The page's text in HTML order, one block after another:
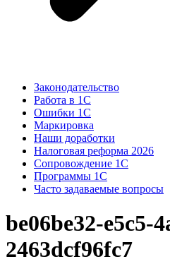
Законодательство
Работа в 1С
Ошибки 1С
Маркировка
Наши доработки
Налоговая реформа 2026
Сопровождение 1С
Программы 1С
Часто задаваемые вопросы
be06be32-e5c5-
2463dcf96fc7